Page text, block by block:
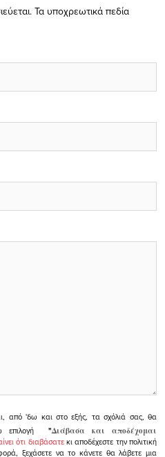
Τα υποχρεωτικά πεδία
από 'δω και στο εξής, τα σχόλιά σας, θα
επιλογή
"Διάβασα και αποδέχομαι
ότι διαβάσατεκι αποδέχεστε την πολιτική
ξεχάσετε να το κάνετε θα λάβετε μια